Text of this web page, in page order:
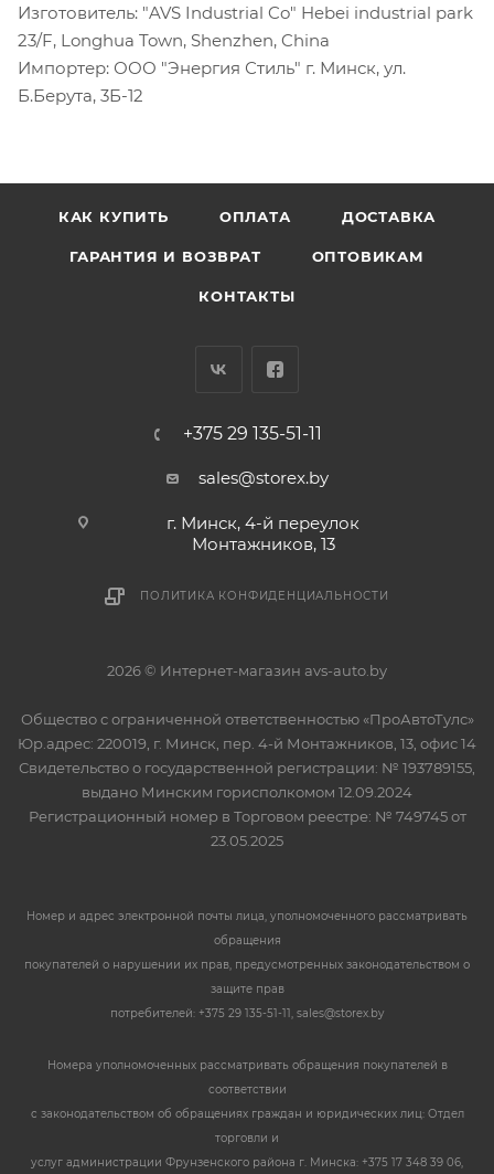
Изготовитель: "AVS Industrial Co" Hebei industrial park
23/F, Longhua Town, Shenzhen, China
Импортер: ООО "Энергия Стиль" г. Минск, ул.
Б.Берута, 3Б-12
КАК КУПИТЬ ОПЛАТА ДОСТАВКА
ГАРАНТИЯ И ВОЗВРАТ ОПТОВИКАМ
КОНТАКТЫ
+375 29 135-51-11
sales@storex.by
г. Минск, 4-й переулок
Монтажников, 13
ПОЛИТИКА КОНФИДЕНЦИАЛЬНОСТИ
2026 © Интернет-магазин avs-auto.by
Общество с ограниченной ответственностью «ПроАвтоТулс»
Юр.адрес: 220019, г. Минск, пер. 4-й Монтажников, 13, офис 14
Свидетельство о государственной регистрации: № 193789155,
выдано Минским горисполкомом 12.09.2024
Регистрационный номер в Торговом реестре: № 749745 от
23.05.2025
Номер и адрес электронной почты лица, уполномоченного рассматривать
обращения
покупателей о нарушении их прав, предусмотренных законодательством о
защите прав
потребителей: +375 29 135-51-11, sales@storex.by
Номера уполномоченных рассматривать обращения покупателей в
соответствии
с законодательством об обращениях граждан и юридических лиц: Отдел
торговли и
услуг администрации Фрунзенского района г. Минска: +375 17 348 39 06,